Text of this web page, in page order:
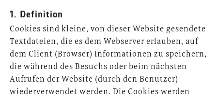
1. Definition
Cookies sind kleine, von dieser Website gesendete
Textdateien, die es dem Webserver erlauben, auf
dem Client (Browser) Informationen zu speichern,
die während des Besuchs oder beim nächsten
Aufrufen der Website (durch den Benutzer)
wiederverwendet werden. Die Cookies werden